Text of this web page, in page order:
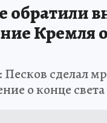
обратили
Кремля
Песков сделал
о конце света